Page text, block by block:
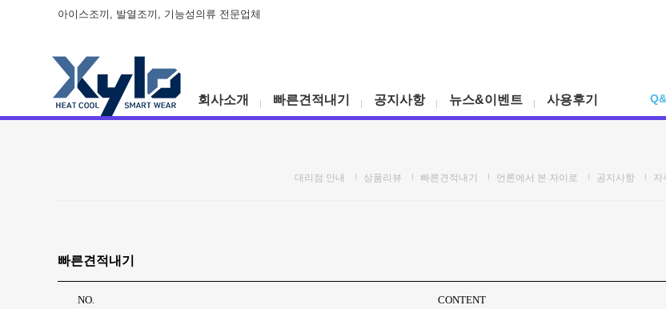
아이스조끼, 발열조끼, 기능성의류 전문업체
회사소개 빠른견적내기 공지사항 뉴스&이벤트 사용후기
대리점 안내 상품리뷰 빠른견적내기 언론에서 본 자이로 공지사항 자
빠른견적내기
NO. CONTENT